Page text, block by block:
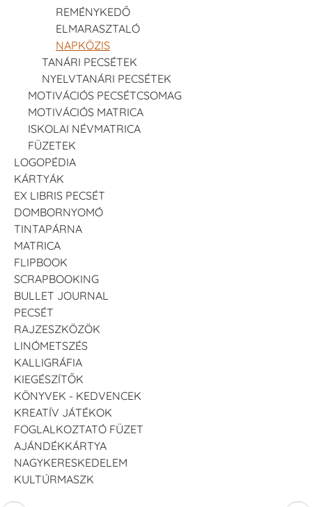
REMÉNYKEDŐ
ELMARASZTALÓ
NAPKÖZIS
TANÁRI PECSÉTEK
NYELVTANÁRI PECSÉTEK
MOTIVÁCIÓS PECSÉTCSOMAG
MOTIVÁCIÓS MATRICA
ISKOLAI NÉVMATRICA
FÜZETEK
LOGOPÉDIA
KÁRTYÁK
EX LIBRIS PECSÉT
DOMBORNYOMÓ
TINTAPÁRNA
MATRICA
FLIPBOOK
SCRAPBOOKING
BULLET JOURNAL
PECSÉT
RAJZESZKÖZÖK
LINÓMETSZÉS
KALLIGRÁFIA
KIEGÉSZÍTŐK
KÖNYVEK - KEDVENCEK
KREATÍV JÁTÉKOK
FOGLALKOZTATÓ FÜZET
AJÁNDÉKKÁRTYA
NAGYKERESKEDELEM
KULTÚRMASZK